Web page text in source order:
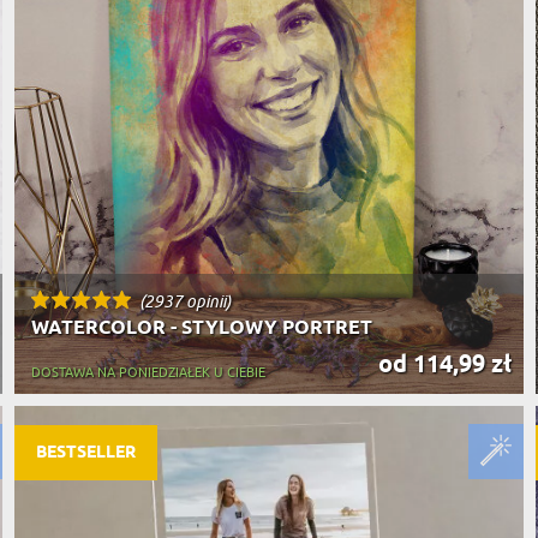
(2937 opinii)
WATERCOLOR - STYLOWY PORTRET
od 114,99 zł
DOSTAWA NA PONIEDZIAŁEK U CIEBIE
BESTSELLER